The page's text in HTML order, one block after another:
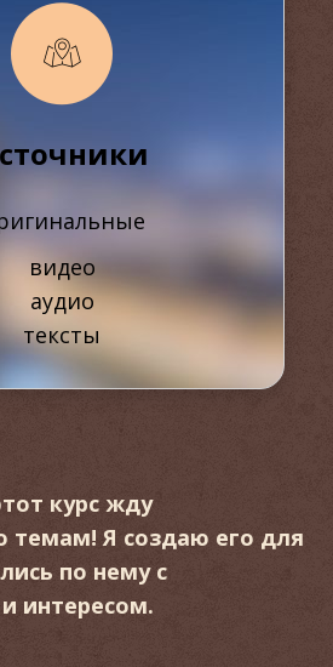
видео
аудио
тексты
курс жду
темам! Я создаю его для
по нему с
интересом.